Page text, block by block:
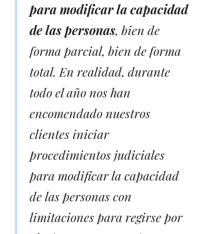
para modificar la capacidad
de las personas, bien de
forma parcial, bien de forma
total. En realidad, durante
todo el año nos han
encomendado nuestros
clientes iniciar
procedimientos judiciales
para modificar la capacidad
de las personas con
limitaciones para regirse por